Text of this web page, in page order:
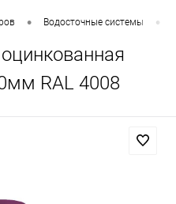
• Водосточные системы •
RAL 4008